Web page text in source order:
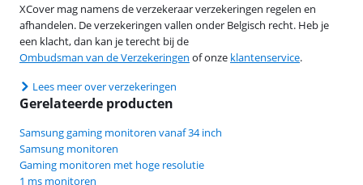
XCover mag namens de verzekeraar verzekeringen regelen en
afhandelen. De verzekeringen vallen onder Belgisch recht. Heb je
een klacht, dan kan je terecht bij de
Ombudsman van de Verzekeringen of onze klantenservice.
Lees meer over verzekeringen
Gerelateerde producten
Samsung gaming monitoren vanaf 34 inch
Samsung monitoren
Gaming monitoren met hoge resolutie
1 ms monitoren